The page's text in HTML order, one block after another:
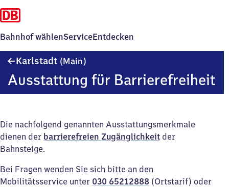
Bahnhof wählenServiceEntdecken
Karlstadt (Main)
Ausstattung für Barrierefreiheit
Die nachfolgend genannten Ausstattungsmerkmale
dienen der barrierefreien Zugänglichkeit der
Bahnsteige.
Bei Fragen wenden Sie sich bitte an den
Mobilitätsservice unter 030 65212888 (Ortstarif) oder